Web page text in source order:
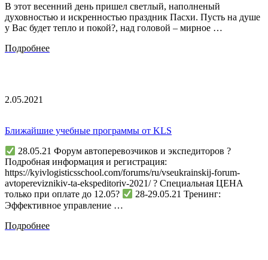
В этот весенний день пришел светлый, наполненый
духовностью и искренностью праздник Пасхи. Пусть на душе
у Вас будет тепло и покой?, над головой – мирное …
Подробнее
2.05.2021
Ближайшие учебные программы от KLS
28.05.21 Форум автоперевозчиков и экспедиторов ?
Подробная информация и регистрация:
https://kyivlogisticsschool.com/forums/ru/vseukrainskij-forum-
avtopereviznikiv-ta-ekspeditoriv-2021/ ? Специальная ЦЕНА
только при оплате до 12.05?
28-29.05.21 Тренинг:
Эффективное управление …
Подробнее